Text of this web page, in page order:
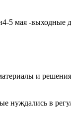
мая -выходные
и
нуждались в